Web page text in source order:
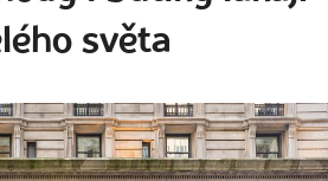
světa